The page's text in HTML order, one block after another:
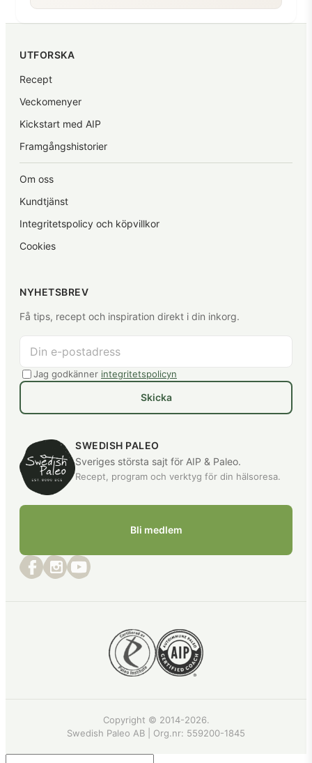
SWEDISH PALEO
Sveriges största sajt för AIP & Paleo.
Recept, program och verktyg för din hälsoresa.
Bli medlem
UTFORSKA
Recept
Veckomenyer
Kickstart med AIP
Framgångshistorier
Om oss
Kundtjänst
Integritetspolicy och köpvillkor
Cookies
NYHETSBREV
Få tips, recept och inspiration direkt i din inkorg.
Jag godkänner integritetspolicyn
Skicka
Copyright © 2014-2026.
Swedish Paleo AB | Org.nr: 559200-1845